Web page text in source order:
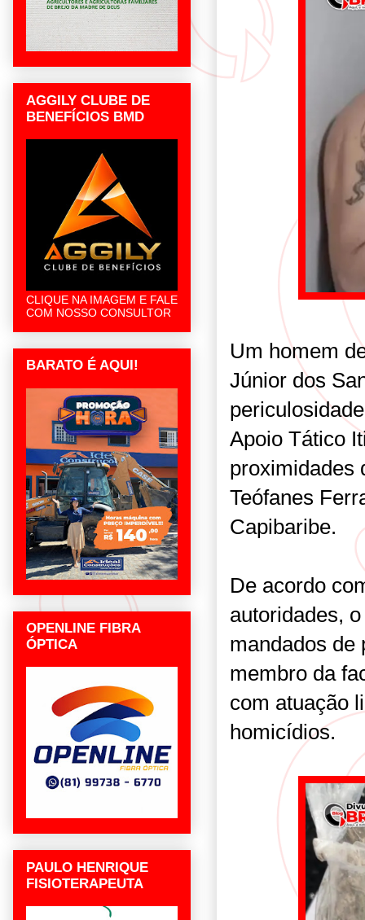
Um homem
Júnior dos
Apoio Tático
proximidades
Teófanes
Capibaribe.
De acordo
autoridades,
mandados de
membro da
com atuação
homicídios.
AGGILY CLUBE DE
BENEFÍCIOS BMD
CLIQUE NA IMAGEM E FALE
COM NOSSO CONSULTOR
BARATO É AQUI!
OPENLINE FIBRA
ÓPTICA
PAULO HENRIQUE
FISIOTERAPEUTA